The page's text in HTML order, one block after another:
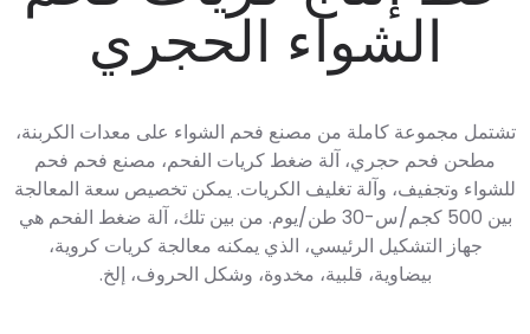
الشواء الحجري
تشتمل مجموعة كاملة من مصنع فحم الشواء على معدات الكربنة،
مطحن فحم حجري، آلة ضغط كريات الفحم، مصنع فحم فحم
للشواء وتجفيف، وآلة تغليف الكريات. يمكن تخصيص سعة المعالجة
بين 500 كجم/س-30 طن/يوم. من بين تلك، آلة ضغط الفحم هي
جهاز التشكيل الرئيسي، الذي يمكنه معالجة كريات كروية،
بيضاوية، قلبية، مخدوة، وشكل الحروف، إلخ.